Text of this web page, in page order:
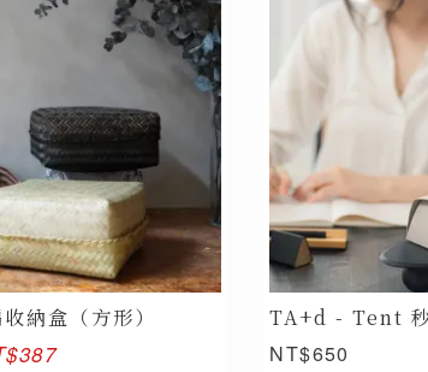
納盒（方形）
TA+d - Tent
NT$650